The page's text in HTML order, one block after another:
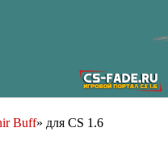
Buff» для CS 1.6